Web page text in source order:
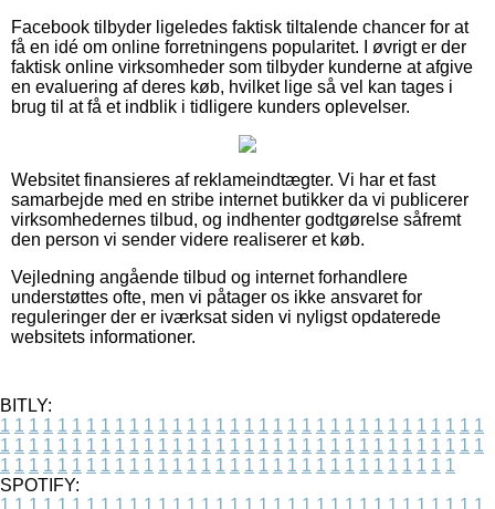
Facebook tilbyder ligeledes faktisk tiltalende chancer for at
få en idé om online forretningens popularitet. I øvrigt er der
faktisk online virksomheder som tilbyder kunderne at afgive
en evaluering af deres køb, hvilket lige så vel kan tages i
brug til at få et indblik i tidligere kunders oplevelser.
Websitet finansieres af reklameindtægter. Vi har et fast
samarbejde med en stribe internet butikker da vi publicerer
virksomhedernes tilbud, og indhenter godtgørelse såfremt
den person vi sender videre realiserer et køb.
Vejledning angående tilbud og internet forhandlere
understøttes ofte, men vi påtager os ikke ansvaret for
reguleringer der er iværksat siden vi nyligst opdaterede
websitets informationer.
BITLY:
1 1 1 1 1 1 1 1 1 1 1 1 1 1 1 1 1 1 1 1 1 1 1 1 1 1 1 1 1 1 1 1 1 1
1 1 1 1 1 1 1 1 1 1 1 1 1 1 1 1 1 1 1 1 1 1 1 1 1 1 1 1 1 1 1 1 1 1
1 1 1 1 1 1 1 1 1 1 1 1 1 1 1 1 1 1 1 1 1 1 1 1 1 1 1 1 1 1 1 1
SPOTIFY:
1 1 1 1 1 1 1 1 1 1 1 1 1 1 1 1 1 1 1 1 1 1 1 1 1 1 1 1 1 1 1 1 1 1